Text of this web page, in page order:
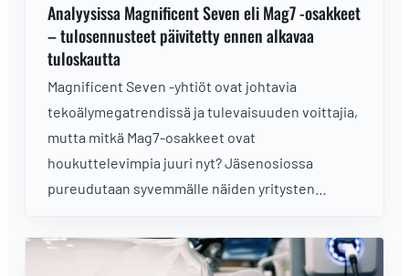
Analyysissa Magnificent Seven eli Mag7 -osakkeet
– tulosennusteet päivitetty ennen alkavaa
tuloskautta
Magnificent Seven -yhtiöt ovat johtavia
tekoälymegatrendissä ja tulevaisuuden voittajia,
mutta mitkä Mag7-osakkeet ovat
houkuttelevimpia juuri nyt? Jäsenosiossa
pureudutaan syvemmälle näiden yritysten
tarkastellaan osakkeita teknisen analyysin